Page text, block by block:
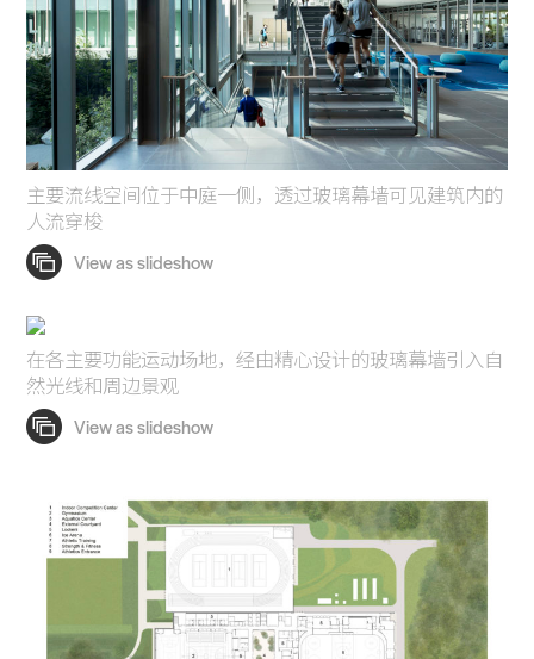
主要流线空间位于中庭一侧，透过玻璃幕墙可见建筑内的
人流穿梭
在各主要功能运动场地，经由精心设计的玻璃幕墙引入自
然光线和周边景观